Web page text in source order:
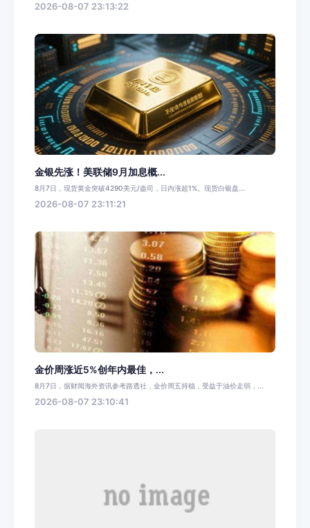
2026-08-07 23:13:22
金银先涨！美联储9月加息概...
8月7日，现货黄金突破4290美元/盎司，日内涨超1%。现货白银盘...
2026-08-07 23:11:21
金价周涨近5%创年内最佳，...
8月7日，据财闻海外资讯参考路透社，金价周五持稳，受益于油价走弱，...
2026-08-07 23:10:41